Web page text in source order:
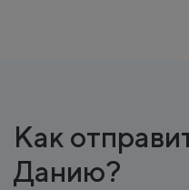
Как
Данию?